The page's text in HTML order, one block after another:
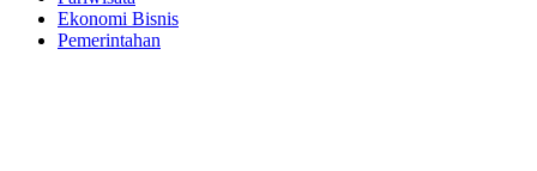
Ekonomi Bisnis
Pemerintahan